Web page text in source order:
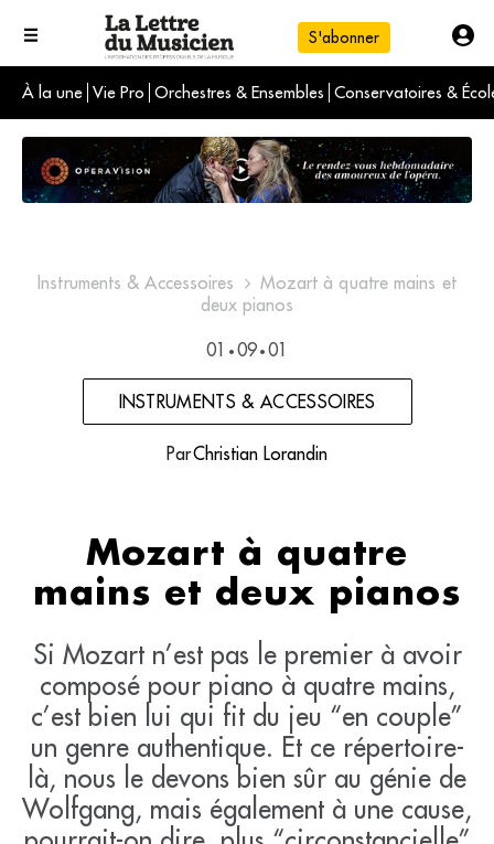
S'abonner
À la une Vie Pro Orchestres & Ensembles Conservatoires &
L'info du jour
Le numéro du mois
International
Instruments & Accessoires
Mozart à quatre mains et
deux pianos
01 • 09 • 01
INSTRUMENTS & ACCESSOIRES
ParChristian Lorandin
Mozart à quatre
mains et deux pianos
Si Mozart n’est pas le premier à avoir
composé pour piano à quatre mains,
c’est bien lui qui fit du jeu “en couple”
un genre authentique. Et ce répertoire-
là, nous le devons bien sûr au génie de
Wolfgang, mais également à une cause,